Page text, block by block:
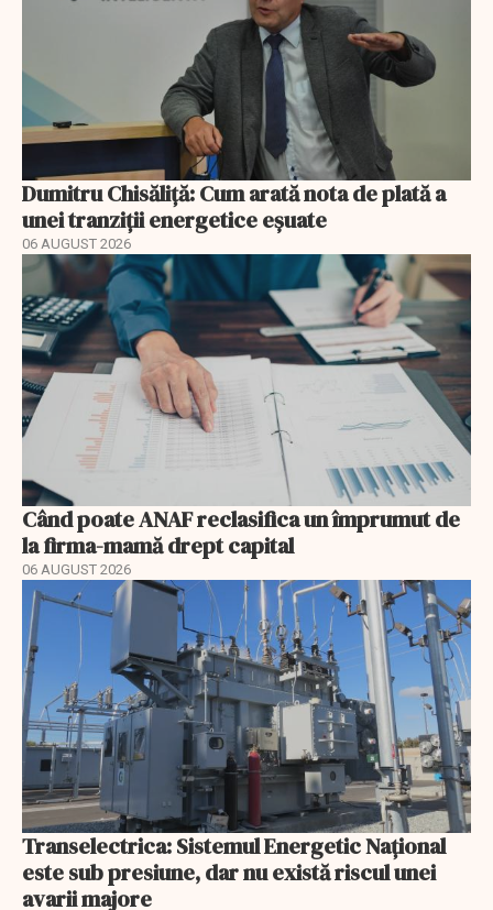
Dumitru Chisăliță: Cum arată nota de plată a
unei tranziții energetice eșuate
06 AUGUST 2026
Când poate ANAF reclasifica un împrumut de
la firma-mamă drept capital
06 AUGUST 2026
Transelectrica: Sistemul Energetic Național
este sub presiune, dar nu există riscul unei
avarii majore